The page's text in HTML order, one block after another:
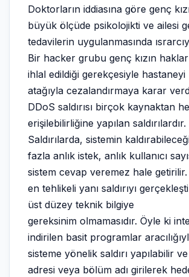
Doktorların iddiasına göre genç
büyük ölçüde psikolojikti ve ailesi
tedavilerin uygulanmasında
Bir hacker grubu genç kızın
ihlal edildiği gerekçesiyle hastaneyi
atağıyla cezalandırmaya karar
DDoS saldırısı birçok kaynaktan
erişilebilirliğine yapılan saldırılardır.
Saldırılarda, sistemin
fazla anlık istek, anlık kullanıcı
sistem cevap veremez hale getirilir.
en tehlikeli yanı saldırıyı
üst düzey teknik bilgiye
gereksinim olmamasıdır. Öyle ki
indirilen basit programlar
sisteme yönelik saldırı yapılabilir
adresi veya bölüm adı girilerek